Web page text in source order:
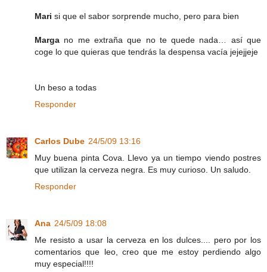
Mari si que el sabor sorprende mucho, pero para bien
Marga no me extraña que no te quede nada… así que
coge lo que quieras que tendrás la despensa vacía jejejjeje
Un beso a todas
Responder
Carlos Dube 24/5/09 13:16
Muy buena pinta Cova. Llevo ya un tiempo viendo postres
que utilizan la cerveza negra. Es muy curioso. Un saludo.
Responder
Ana 24/5/09 18:08
Me resisto a usar la cerveza en los dulces.... pero por los
comentarios que leo, creo que me estoy perdiendo algo
muy especial!!!!